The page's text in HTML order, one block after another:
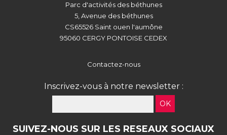
Parc d'activités des béthunes
5, Avenue des béthunes
CS65526 Saint ouen l'aumône
95060 CERGY PONTOISE CEDEX
Contactez-nous
Inscrivez-vous à notre newsletter :
OK
SUIVEZ-NOUS SUR LES RESEAUX SOCIAUX